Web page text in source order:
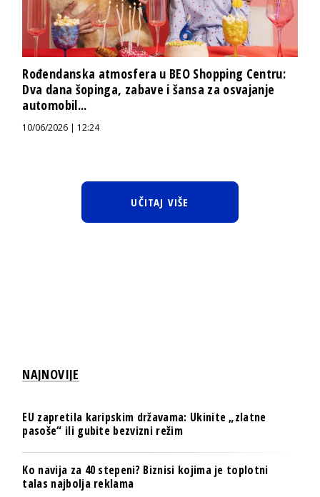
Rođendanska atmosfera u BEO Shopping Centru:
Dva dana šopinga, zabave i šansa za osvajanje
automobil...
10/06/2026 | 12:24
UČITAJ VIŠE
NAJNOVIJE
EU zapretila karipskim državama: Ukinite „zlatne
pasoše“ ili gubite bezvizni režim
Ko navija za 40 stepeni? Biznisi kojima je toplotni
talas najbolja reklama